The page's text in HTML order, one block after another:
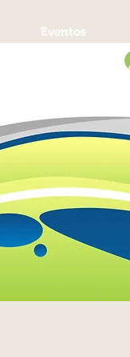
Eventos